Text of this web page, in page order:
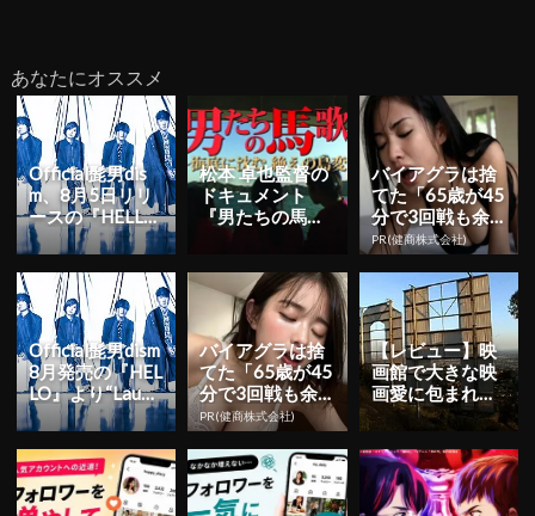
あなたにオススメ
Official髭男dis
m、8月5日リリ
ースの『HELLO
EP』より「Lau...
松本 卓也監督の
ドキュメント
『男たちの馬歌
～海底に沈む絶
ouT...
バイアグラは捨
てた「65歳が45
分で3回戦も余
裕」980円で朝
まで絶好調！
PR(健商株式会社)
Official髭男dism
8月発売の『HEL
LO』より“Laugh
ter”の...
バイアグラは捨
てた「65歳が45
分で3回戦も余
裕」980円で朝
まで絶好調！
PR(健商株式会社)
【レビュー】映
画館で大きな映
画愛に包まれよ
う―『ストーリ
ルム 11...